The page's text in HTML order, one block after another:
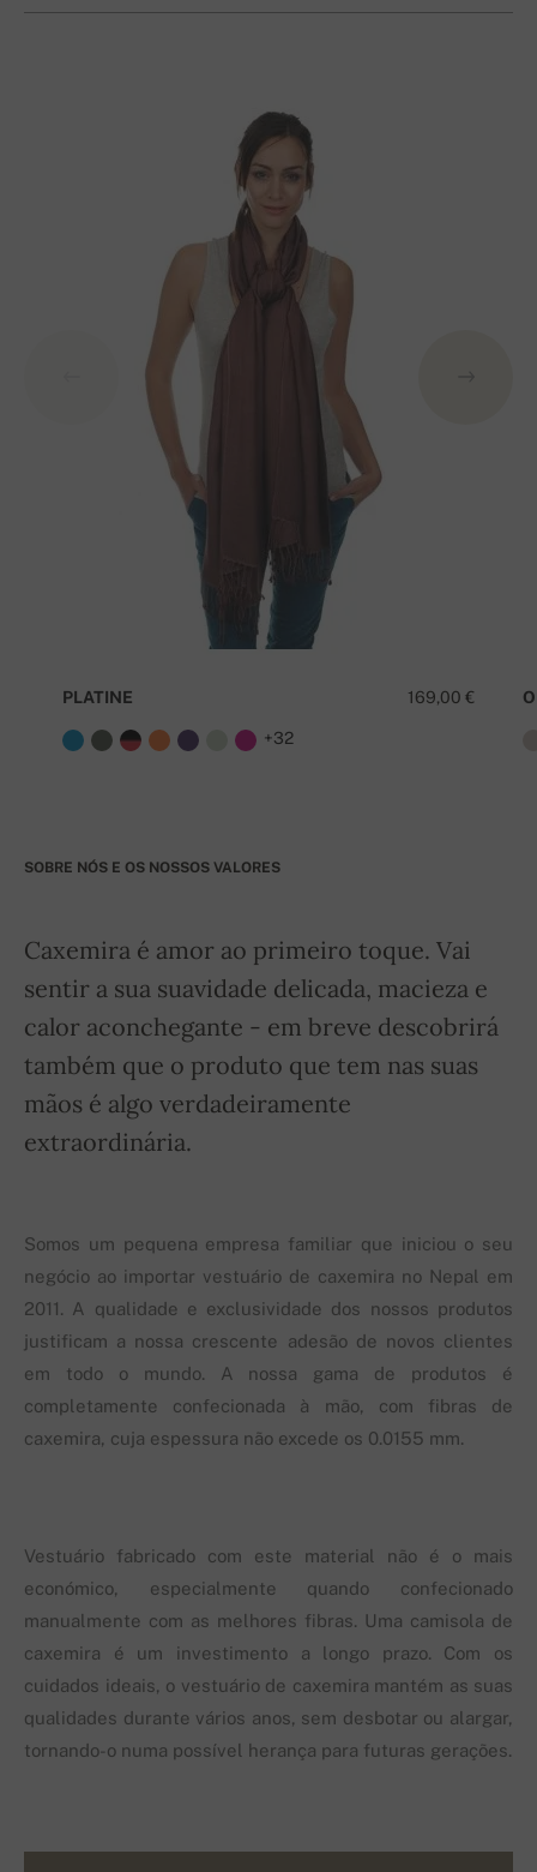
169,00 €
PLATINE
+32
SOBRE NÓS E OS NOSSOS VALORES
Caxemira é amor ao primeiro toque. Vai
sentir a sua suavidade delicada, macieza e
calor aconchegante - em breve descobrirá
também que o produto que tem nas suas
mãos é algo verdadeiramente
extraordinária.
Somos um pequena empresa familiar que iniciou o seu
negócio ao importar vestuário de caxemira no Nepal em
2011. A qualidade e exclusividade dos nossos produtos
justificam a nossa crescente adesão de novos clientes
em todo o mundo. A nossa gama de produtos é
completamente confecionada à mão, com fibras de
caxemira, cuja espessura não excede os 0.0155 mm.
Vestuário fabricado com este material não é o mais
económico, especialmente quando confecionado
manualmente com as melhores fibras. Uma camisola de
caxemira é um investimento a longo prazo. Com os
cuidados ideais, o vestuário de caxemira mantém as suas
qualidades durante vários anos, sem desbotar ou alargar,
tornando-o numa possível herança para futuras gerações.